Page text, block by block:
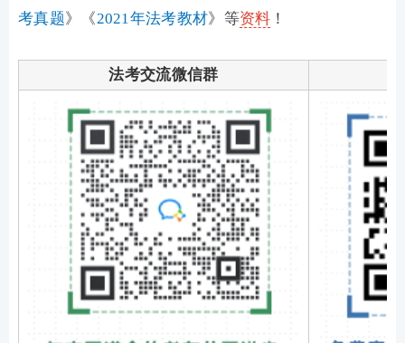
考真题》《2021年法考教材》等资料 ！
法考交流微信群